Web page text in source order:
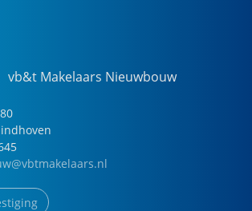
vb&t Makelaars Nieuwbouw